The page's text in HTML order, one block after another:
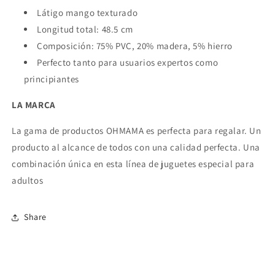
Látigo mango texturado
Longitud total: 48.5 cm
Composición: 75% PVC, 20% madera, 5% hierro
Perfecto tanto para usuarios expertos como
principiantes
LA MARCA
La gama de productos OHMAMA es perfecta para regalar. Un
producto al alcance de todos con una calidad perfecta. Una
combinación única en esta línea de juguetes especial para
adultos
Share